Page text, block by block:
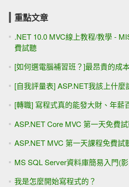
重點文章
.NET 10.0 MVC線上教程/教學 -
費試聽
[如何選電腦補習班？]最昂貴的成
[自我評量表] ASP.NET我該上什麼
[轉職] 寫程式真的能發大財、年薪
ASP.NET Core MVC 第一天免費
ASP.NET MVC 第一天課程免費試
MS SQL Server資料庫簡易入門(
我是怎麼開始寫程式的？